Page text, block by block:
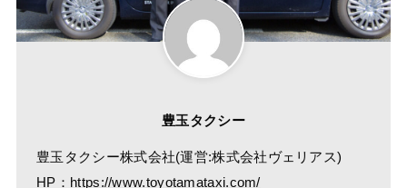
豊玉タクシー
豊玉タクシー株式会社(運営:株式会社ヴェリアス)
HP： https://www.toyotamataxi.com/